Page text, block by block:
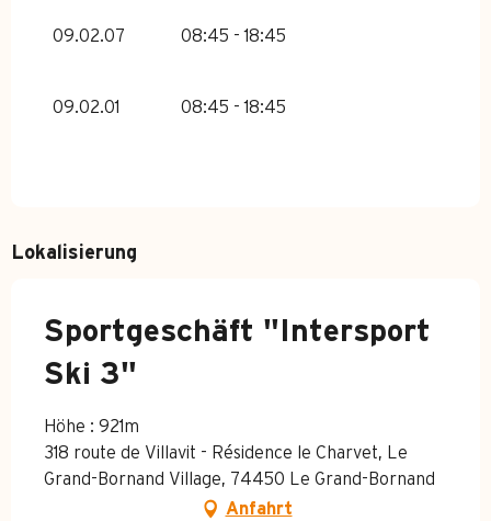
09.02.07 08:45 - 18:45
09.02.01 08:45 - 18:45
Lokalisierung
Sportgeschäft "Intersport
Ski 3"
Höhe : 921m
318 route de Villavit - Résidence le Charvet, Le
Grand-Bornand Village, 74450 Le Grand-Bornand
Anfahrt